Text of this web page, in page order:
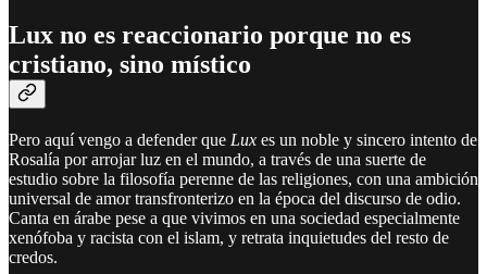
Lux no es reaccionario porque no es
cristiano, sino místico
Pero aquí vengo a defender que Lux es un noble y sincero intento de
Rosalía por arrojar luz en el mundo, a través de una suerte de
estudio sobre la filosofía perenne de las religiones, con una ambición
universal de amor transfronterizo en la época del discurso de odio.
Canta en árabe pese a que vivimos en una sociedad especialmente
xenófoba y racista con el islam, y retrata inquietudes del resto de
credos.